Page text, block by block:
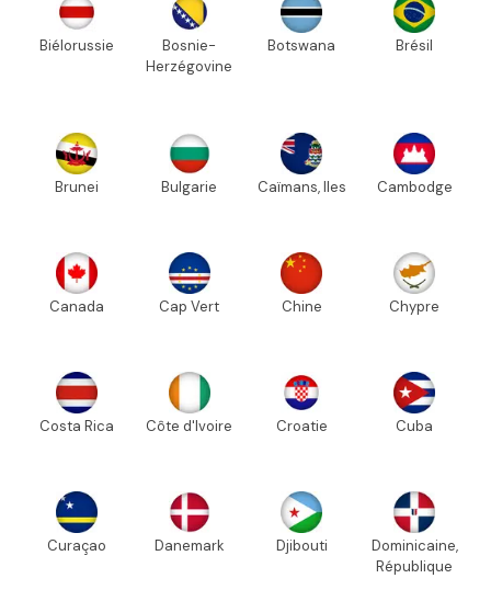
Biélorussie
Bosnie-
Herzégovine
Botswana Brésil
Brunei Bulgarie Caïmans, Iles Cambodge
Canada Cap Vert Chine Chypre
Costa Rica Côte d'Ivoire Croatie Cuba
Curaçao Danemark Djibouti
Dominicaine,
République